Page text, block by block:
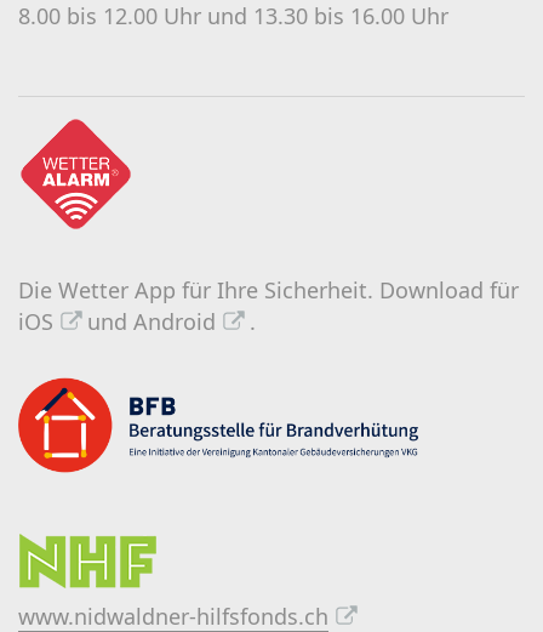
8.00 bis 12.00 Uhr und 13.30 bis 16.00 Uhr
Die Wetter App für Ihre Sicherheit. Download für
iOS
und Android .
www.nidwaldner-hilfsfonds.ch